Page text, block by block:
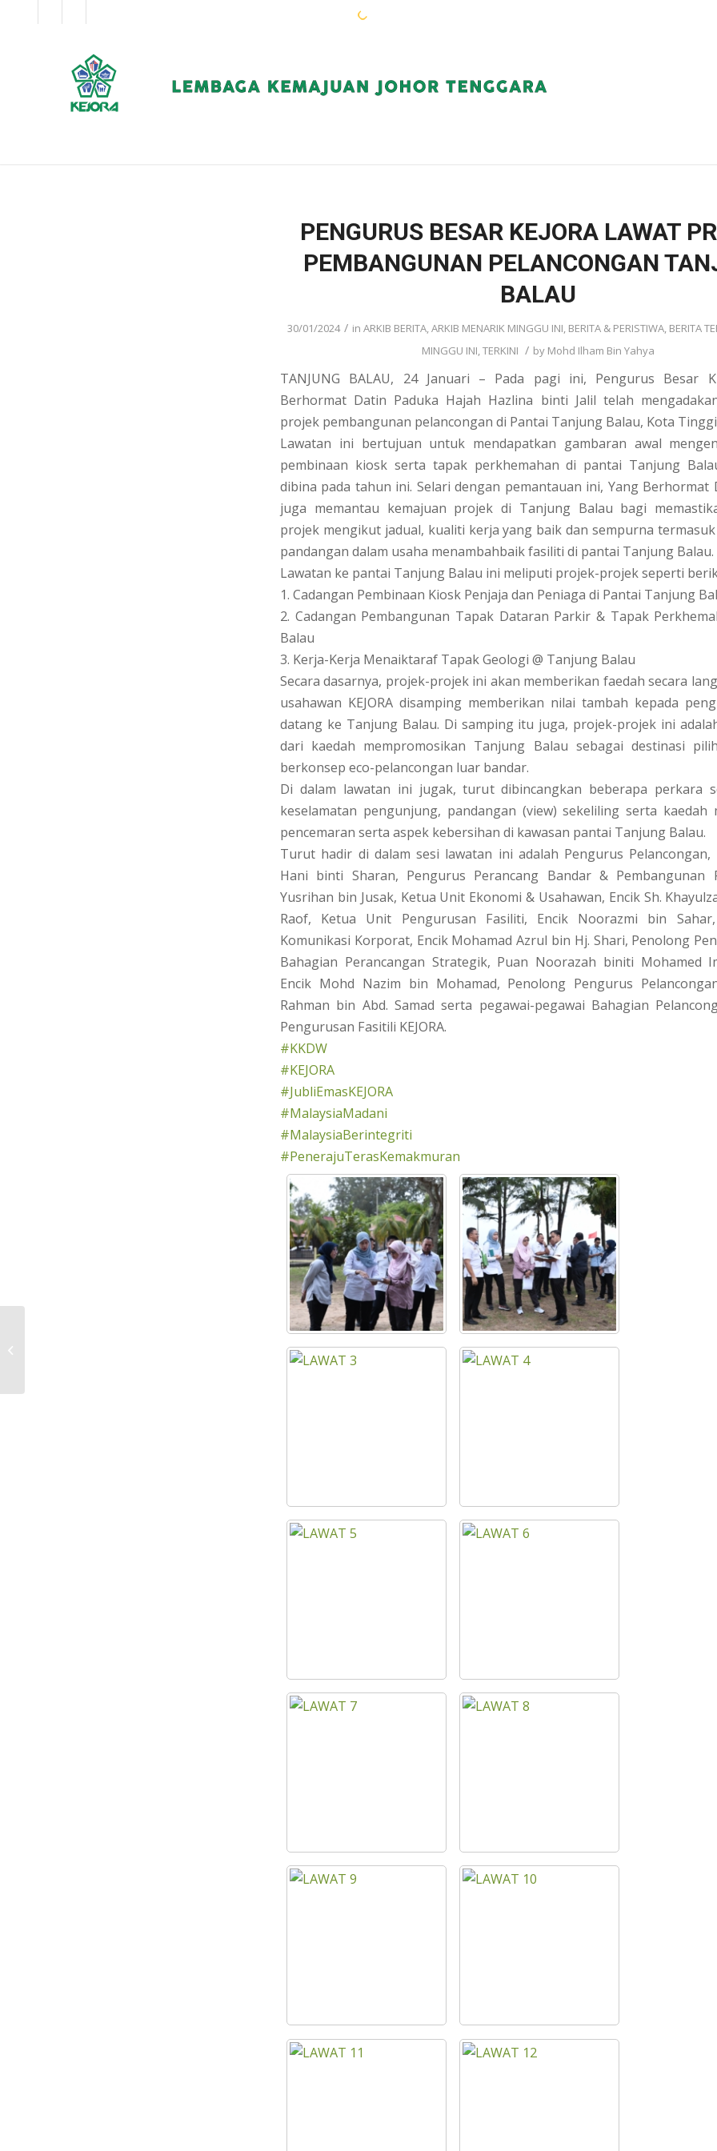
PENGURUS BESAR KEJORA LAWAT
PEMBANGUNAN PELANCONGAN
BALAU
30/01/2024 / in ARKIB BERITA,ARKIB MENARIK MINGGU INI, BERITA & PERISTIWA, BERITA
MINGGU INI,TERKINI / by Mohd Ilham Bin Yahya
TANJUNG BALAU, 24 Januari – Pada pagi ini, Pengurus Besar
Berhormat Datin Paduka Hajah Hazlina binti Jalil telah
projek pembangunan pelancongan di Pantai Tanjung Balau, Kota
Lawatan ini bertujuan untuk mendapatkan gambaran awal
pembinaan kiosk serta tapak perkhemahan di pantai Tanjung
dibina pada tahun ini. Selari dengan pemantauan ini, Yang Berhormat
juga memantau kemajuan projek di Tanjung Balau bagi
projek mengikut jadual, kualiti kerja yang baik dan sempurna
pandangan dalam usaha menambahbaik fasiliti di pantai Tanjung Balau.
Lawatan ke pantai Tanjung Balau ini meliputi projek-projek seperti
1. Cadangan Pembinaan Kiosk Penjaja dan Peniaga di Pantai Tanjung
2. Cadangan Pembangunan Tapak Dataran Parkir & Tapak
Balau
3. Kerja-Kerja Menaiktaraf Tapak Geologi @ Tanjung Balau
Secara dasarnya, projek-projek ini akan memberikan faedah secara
usahawan KEJORA disamping memberikan nilai tambah kepada
datang ke Tanjung Balau. Di samping itu juga, projek-projek ini
dari kaedah mempromosikan Tanjung Balau sebagai destinasi
berkonsep eco-pelancongan luar bandar.
Di dalam lawatan ini jugak, turut dibincangkan beberapa perkara
keselamatan pengunjung, pandangan (view) sekeliling serta kaedah
pencemaran serta aspek kebersihan di kawasan pantai Tanjung Balau.
Turut hadir di dalam sesi lawatan ini adalah Pengurus Pelancongan,
Hani binti Sharan, Pengurus Perancang Bandar & Pembangunan
Yusrihan bin Jusak, Ketua Unit Ekonomi & Usahawan, Encik Sh.
Raof, Ketua Unit Pengurusan Fasiliti, Encik Noorazmi bin
Komunikasi Korporat, Encik Mohamad Azrul bin Hj. Shari, Penolong
Bahagian Perancangan Strategik, Puan Noorazah biniti Mohamed
Encik Mohd Nazim bin Mohamad, Penolong Pengurus
Rahman bin Abd. Samad serta pegawai-pegawai Bahagian
Pengurusan Fasitili KEJORA.
#KKDW
#KEJORA
#JubliEmasKEJORA
#MalaysiaMadani
#MalaysiaBerintegriti
#PenerajuTerasKemakmuran